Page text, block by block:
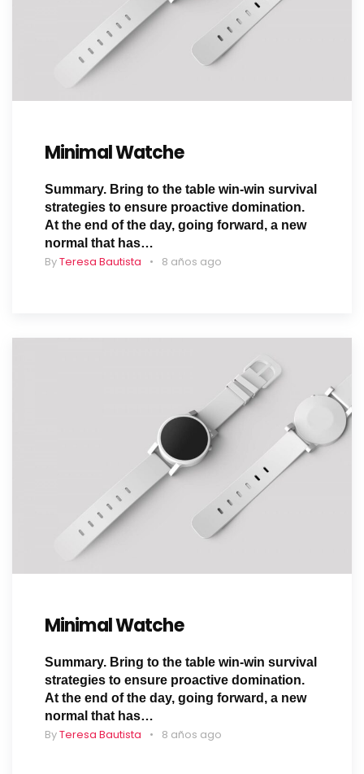
Minimal Watche
Summary. Bring to the table win-win survival
strategies to ensure proactive domination.
At the end of the day, going forward, a new
normal that has…
ByTeresa Bautista 8 años ago
Minimal Watche
Summary. Bring to the table win-win survival
strategies to ensure proactive domination.
At the end of the day, going forward, a new
normal that has…
ByTeresa Bautista 8 años ago